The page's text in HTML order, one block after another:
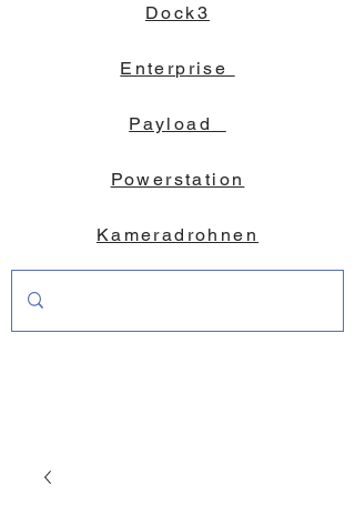
Dock3
Enterprise
Payload
Powerstation
Kameradrohnen